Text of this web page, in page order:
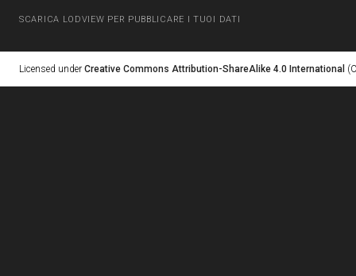
SCARICA LODVIEW PER PUBBLICARE I TUOI DATI
Licensed under Creative Commons Attribution-ShareAlike 4.0 International